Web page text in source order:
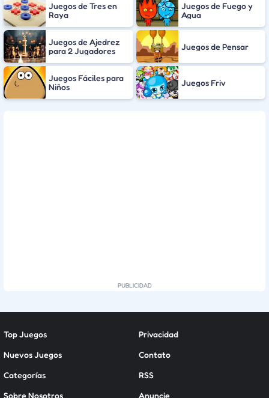
Juegos de Tres en
Raya
Juegos de Fuego y
Agua
Juegos de Ajedrez
para 2 Jugadores
Juegos de Pensar
Juegos Fáciles para
Niños
Juegos Friv
Top Juegos
Nuevos Juegos
Categorías
Sobre Nosotros
Privacidad
Contato
RSS
Anuncie